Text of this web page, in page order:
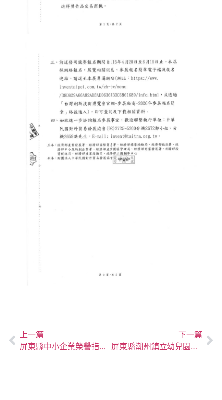
上一篇
屏東縣中小企業榮譽指導協進會蒞本會拜訪
下一篇
屏東縣潮州鎮立幼兒園天花板板材更新案